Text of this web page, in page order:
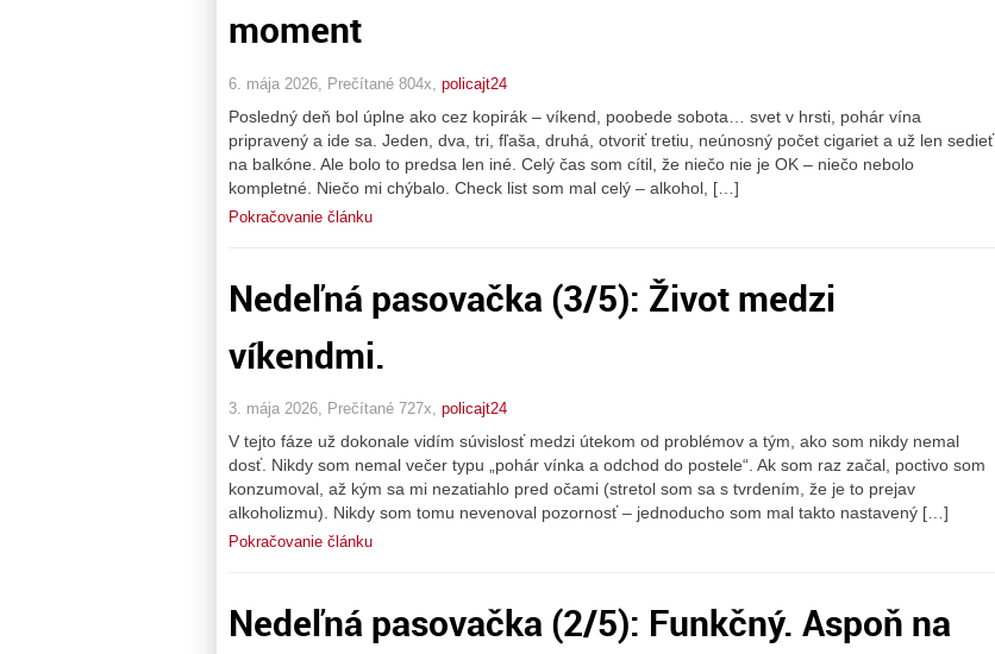
moment
6. mája 2026, Prečítané 804x, policajt24
Posledný deň bol úplne ako cez kopirák – víkend, poobede sobota… svet v hrsti, pohár vína
pripravený a ide sa. Jeden, dva, tri, fľaša, druhá, otvoriť tretiu, neúnosný počet cigariet a už len sedieť
na balkóne. Ale bolo to predsa len iné. Celý čas som cítil, že niečo nie je OK – niečo nebolo
kompletné. Niečo mi chýbalo. Check list som mal celý – alkohol, […]
Pokračovanie článku
Nedeľná pasovačka (3/5): Život medzi
víkendmi.
3. mája 2026, Prečítané 727x, policajt24
V tejto fáze už dokonale vidím súvislosť medzi útekom od problémov a tým, ako som nikdy nemal
dosť. Nikdy som nemal večer typu „pohár vínka a odchod do postele“. Ak som raz začal, poctivo som
konzumoval, až kým sa mi nezatiahlo pred očami (stretol som sa s tvrdením, že je to prejav
alkoholizmu). Nikdy som tomu nevenoval pozornosť – jednoducho som mal takto nastavený […]
Pokračovanie článku
Nedeľná pasovačka (2/5): Funkčný. Aspoň na